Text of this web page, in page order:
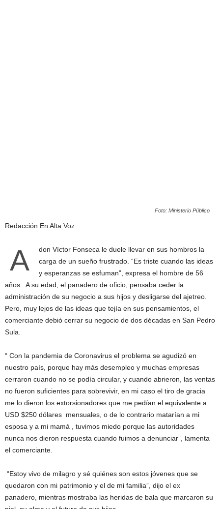
Foto: Ministerio Público
Redacción En Alta Voz
A
don Víctor Fonseca le duele llevar en sus hombros la
carga de un sueño frustrado. “Es triste cuando las ideas
y esperanzas se esfuman”, expresa el hombre de 56
años. A su edad, el panadero de oficio, pensaba ceder la
administración de su negocio a sus hijos y desligarse del ajetreo.
Pero, muy lejos de las ideas que tejía en sus pensamientos, el
comerciante debió cerrar su negocio de dos décadas en San Pedro
Sula.
“ Con la pandemia de Coronavirus el problema se agudizó en
nuestro país, porque hay más desempleo y muchas empresas
cerraron cuando no se podía circular, y cuando abrieron, las ventas
no fueron suficientes para sobrevivir, en mi caso el tiro de gracia
me lo dieron los extorsionadores que me pedían el equivalente a
USD $250 dólares mensuales, o de lo contrario matarían a mi
esposa y a mi mamá , tuvimos miedo porque las autoridades
nunca nos dieron respuesta cuando fuimos a denunciar”, lamenta
el comerciante.
“Estoy vivo de milagro y sé quiénes son estos jóvenes que se
quedaron con mi patrimonio y el de mi familia”, dijo el ex
panadero, mientras mostraba las heridas de bala que marcaron su